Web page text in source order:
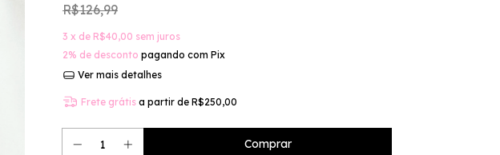
R$126,99
3 x de R$40,00 sem juros
2% de desconto pagando com Pix
Ver mais detalhes
Frete grátis a partir de R$250,00